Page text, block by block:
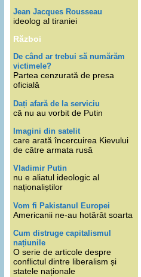
Jean Jacques Rousseau
ideolog al tiraniei
Război
De când ar trebui să numărăm
victimele?
Partea cenzurată de presa
oficială
Dați afară de la serviciu
că nu au vorbit de Putin
Imagini din satelit
care arată încercuirea Kievului
de către armata rusă
Vladimir Putin
nu e aliatul ideologic al
naționaliștilor
Vom fi Pakistanul Europei
Americanii ne-au hotărât soarta
Cum distruge capitalismul
națiunile
O serie de articole despre
conflictul dintre liberalism și
statele naționale